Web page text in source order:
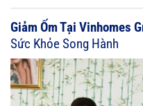
Giảm Ốm Tại Vinhomes
Sức Khỏe Song Hành